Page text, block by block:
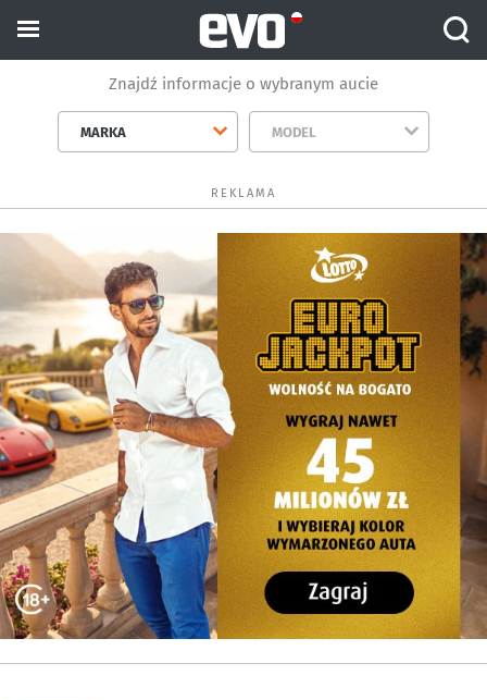
Znajdź informacje o wybranym aucie
MARKA MODEL
REKLAMA